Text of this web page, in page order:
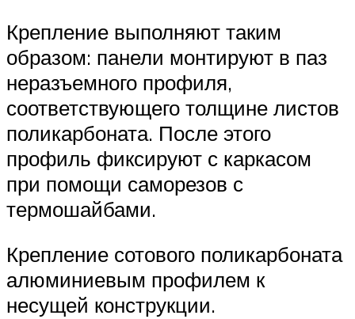
Крепление выполняют таким
образом: панели монтируют в паз
неразъемного профиля,
соответствующего толщине листов
поликарбоната. После этого
профиль фиксируют с каркасом
при помощи саморезов с
термошайбами.
Крепление сотового поликарбоната
алюминиевым профилем к
несущей конструкции.